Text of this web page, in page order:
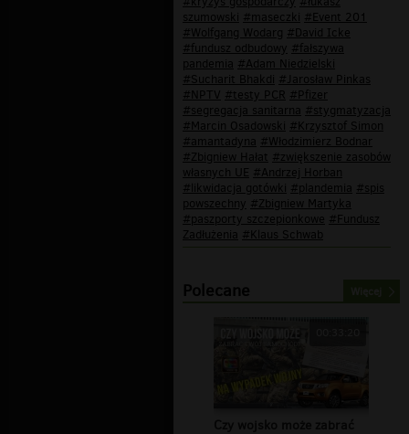
szumowski #maseczki #Event 201
#Wolfgang Wodarg #David Icke
#fundusz odbudowy #fałszywa
pandemia #Adam Niedzielski
#Sucharit Bhakdi #Jarosław Pinkas
#NPTV #testy PCR #Pfizer
#segregacja sanitarna #stygmatyzacja
#Marcin Osadowski #Krzysztof Simon
#amantadyna #Włodzimierz Bodnar
#Zbigniew Hałat #zwiększenie zasobów
własnych UE #Andrzej Horban
#likwidacja gotówki #plandemia #spis
powszechny #Zbigniew Martyka
#paszporty szczepionkowe #Fundusz
Zadłużenia #Klaus Schwab
Polecane